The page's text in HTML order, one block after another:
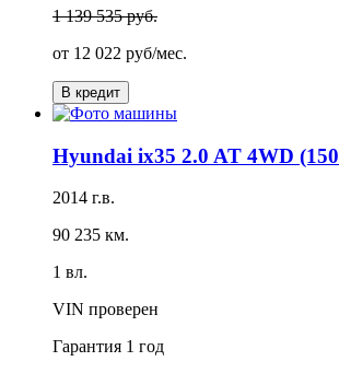
1 139 535 руб.
от 12 022 руб/мес.
В кредит
Hyundai ix35 2.0 AT 4WD
2014 г.в.
90 235 км.
1 вл.
VIN проверен
Гарантия 1 год